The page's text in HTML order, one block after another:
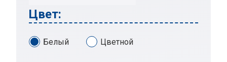
Цвет:
Белый Цветной